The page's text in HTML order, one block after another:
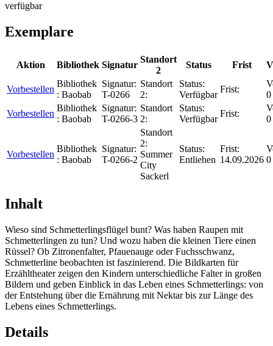
verfügbar
Exemplare
Aktion Bibliothek Signatur
Standort
2
Status Frist
Vorbestellen
Bibliothek
: Baobab
Signatur:
T-0266
Standort
2:
Status:
Verfügbar
Frist:
0
Vorbestellen
Bibliothek
: Baobab
Signatur:
T-0266-3
Standort
2:
Status:
Verfügbar
Frist:
0
Vorbestellen
Bibliothek
: Baobab
Signatur:
T-0266-2
Standort
2:
Summer
City
Sackerl
Status:
Entliehen
Frist:
14.09.2026 0
Inhalt
Wieso sind Schmetterlingsflügel bunt? Was haben Raupen mit
Schmetterlingen zu tun? Und wozu haben die kleinen Tiere einen
Rüssel? Ob Zitronenfalter, Pfauenauge oder Fuchsschwanz,
Schmetterline beobachten ist faszinierend. Die Bildkarten für
Erzähltheater zeigen den Kindern unterschiedliche Falter in großen
Bildern und geben Einblick in das Leben eines Schmetterlings: von
der Entstehung über die Ernährung mit Nektar bis zur Länge des
Lebens eines Schmetterlings.
Details